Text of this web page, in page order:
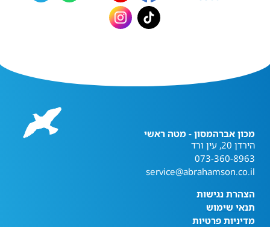
מכון אברהמסון - מטה ראשי
הירדן 20, עין ורד
073-360-8963
service@abrahamson.co.il
הצהרת נגישות
תנאי שימוש
מדיניות פרטיות